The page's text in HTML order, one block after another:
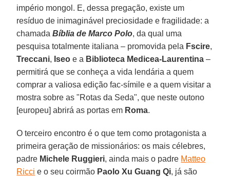
império mongol. E, dessa pregação, existe um
resíduo de inimaginável preciosidade e fragilidade: a
chamadaBíblia de Marco Polo, da qual uma
pesquisa totalmente italiana – promovida pela Fscire,
Treccani, Iseo e a Biblioteca Medicea-Laurentina –
permitirá que se conheça a vida lendária a quem
comprar a valiosa edição fac-símile e a quem visitar a
mostra sobre as "Rotas da Seda", que neste outono
[europeu] abrirá as portas em Roma.
O terceiro encontro é o que tem como protagonista a
primeira geração de missionários: os mais célebres,
padre Michele Ruggieri, ainda mais o padre Matteo
Ricci e o seu coirmão Paolo Xu Guang Qi, já são